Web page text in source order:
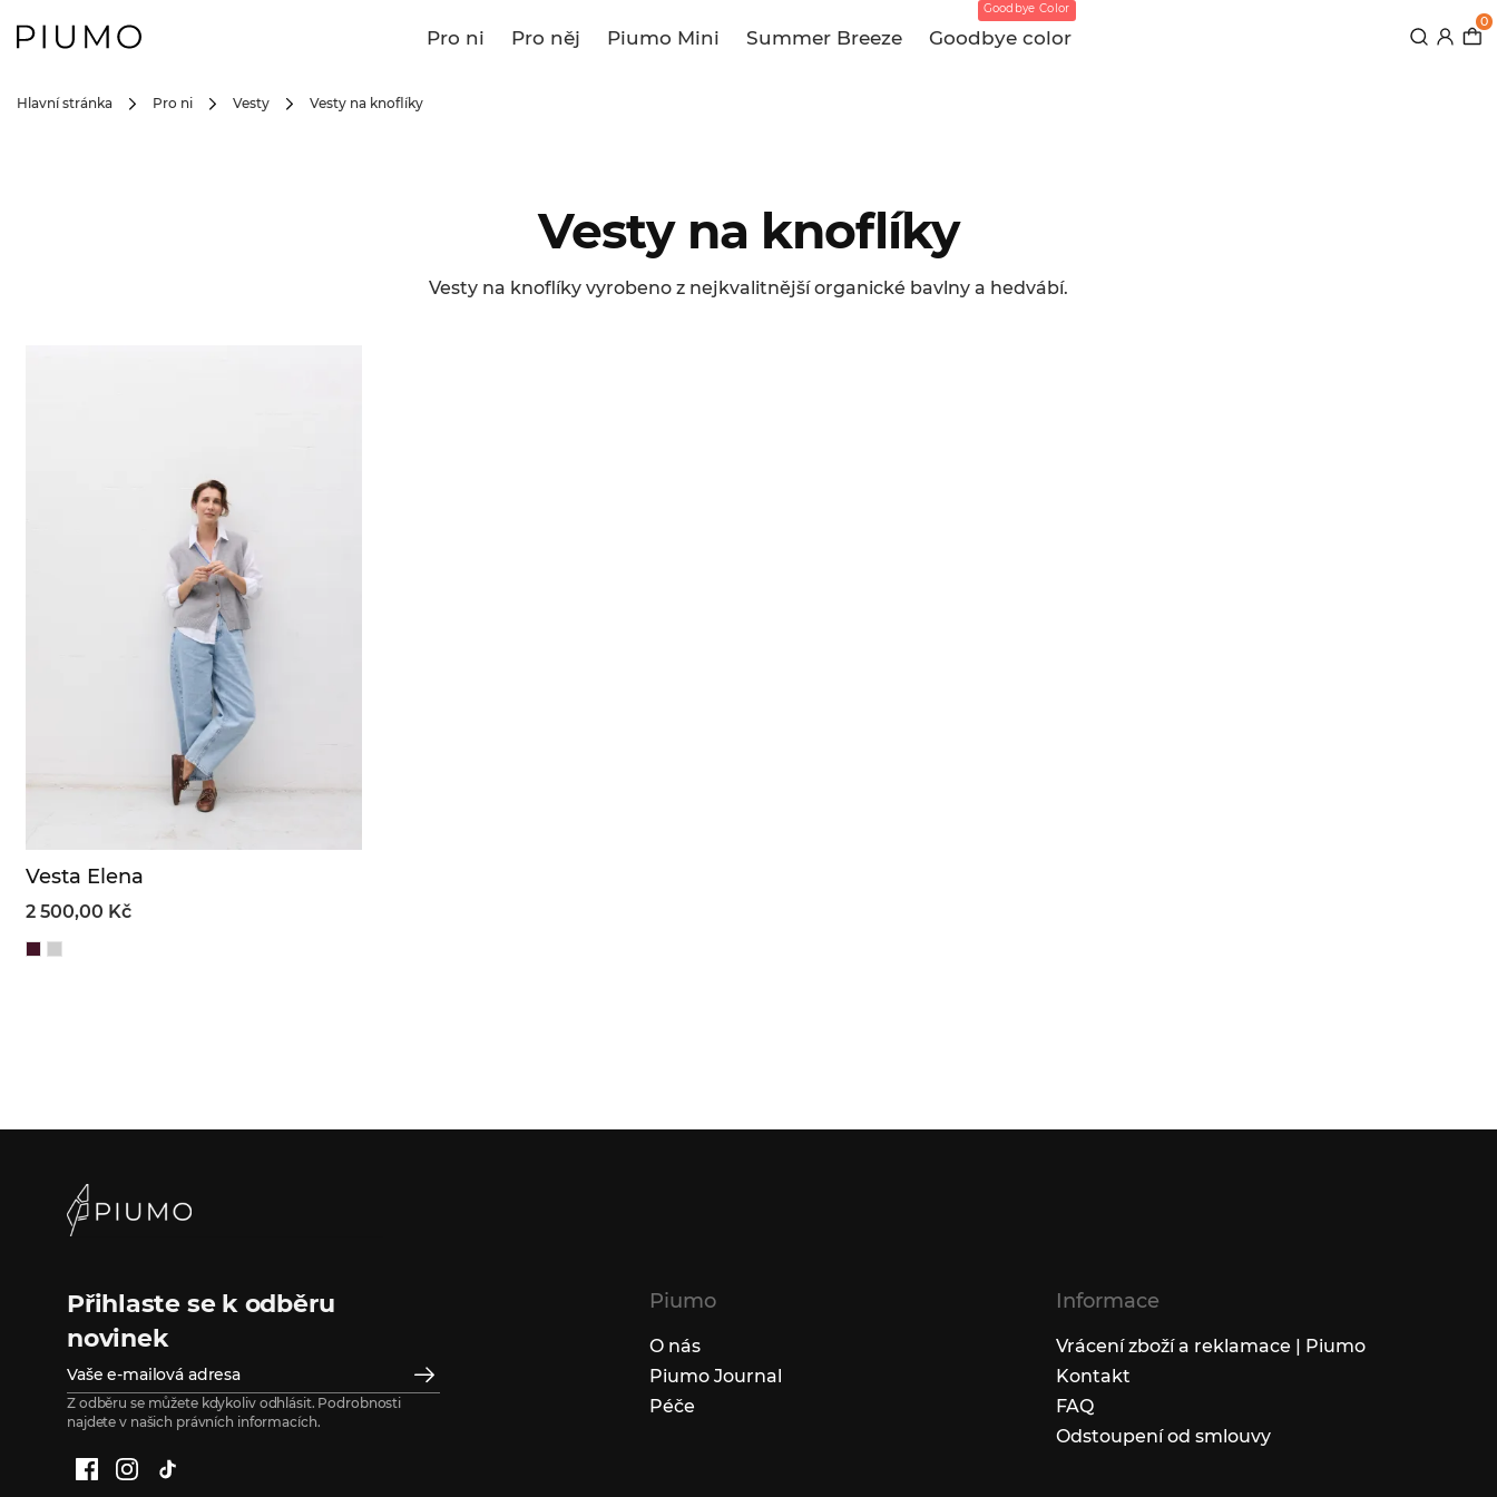
Pro ni Pro něj Piumo Mini Summer Breeze Goodbye color
Goodbye Color
0
Hlavní stránka Pro ni Vesty Vesty na knoflíky
Vesty na knoflíky
Vesty na knoflíky vyrobeno z nejkvalitnější organické bavlny a hedvábí.
Vesta Elena
2 500,00 Kč
Přihlaste se k odběru
novinek
Z odběru se můžete kdykoliv odhlásit. Podrobnosti
najdete v našich právních informacích.
Facebook
Instagram
TikTok
Piumo
O nás
Piumo Journal
Péče
Informace
Vrácení zboží a reklamace | Piumo
Kontakt
FAQ
Odstoupení od smlouvy